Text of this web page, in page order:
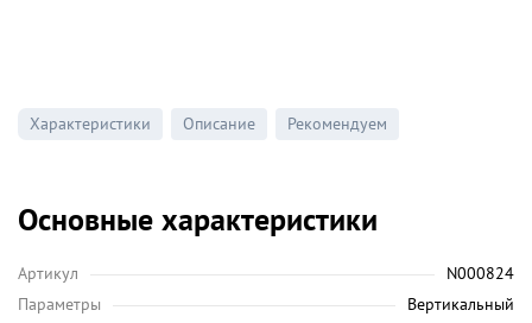
Характеристики Описание Рекомендуем
Основные характеристики
Артикул
N000824
Параметры
Вертикальный